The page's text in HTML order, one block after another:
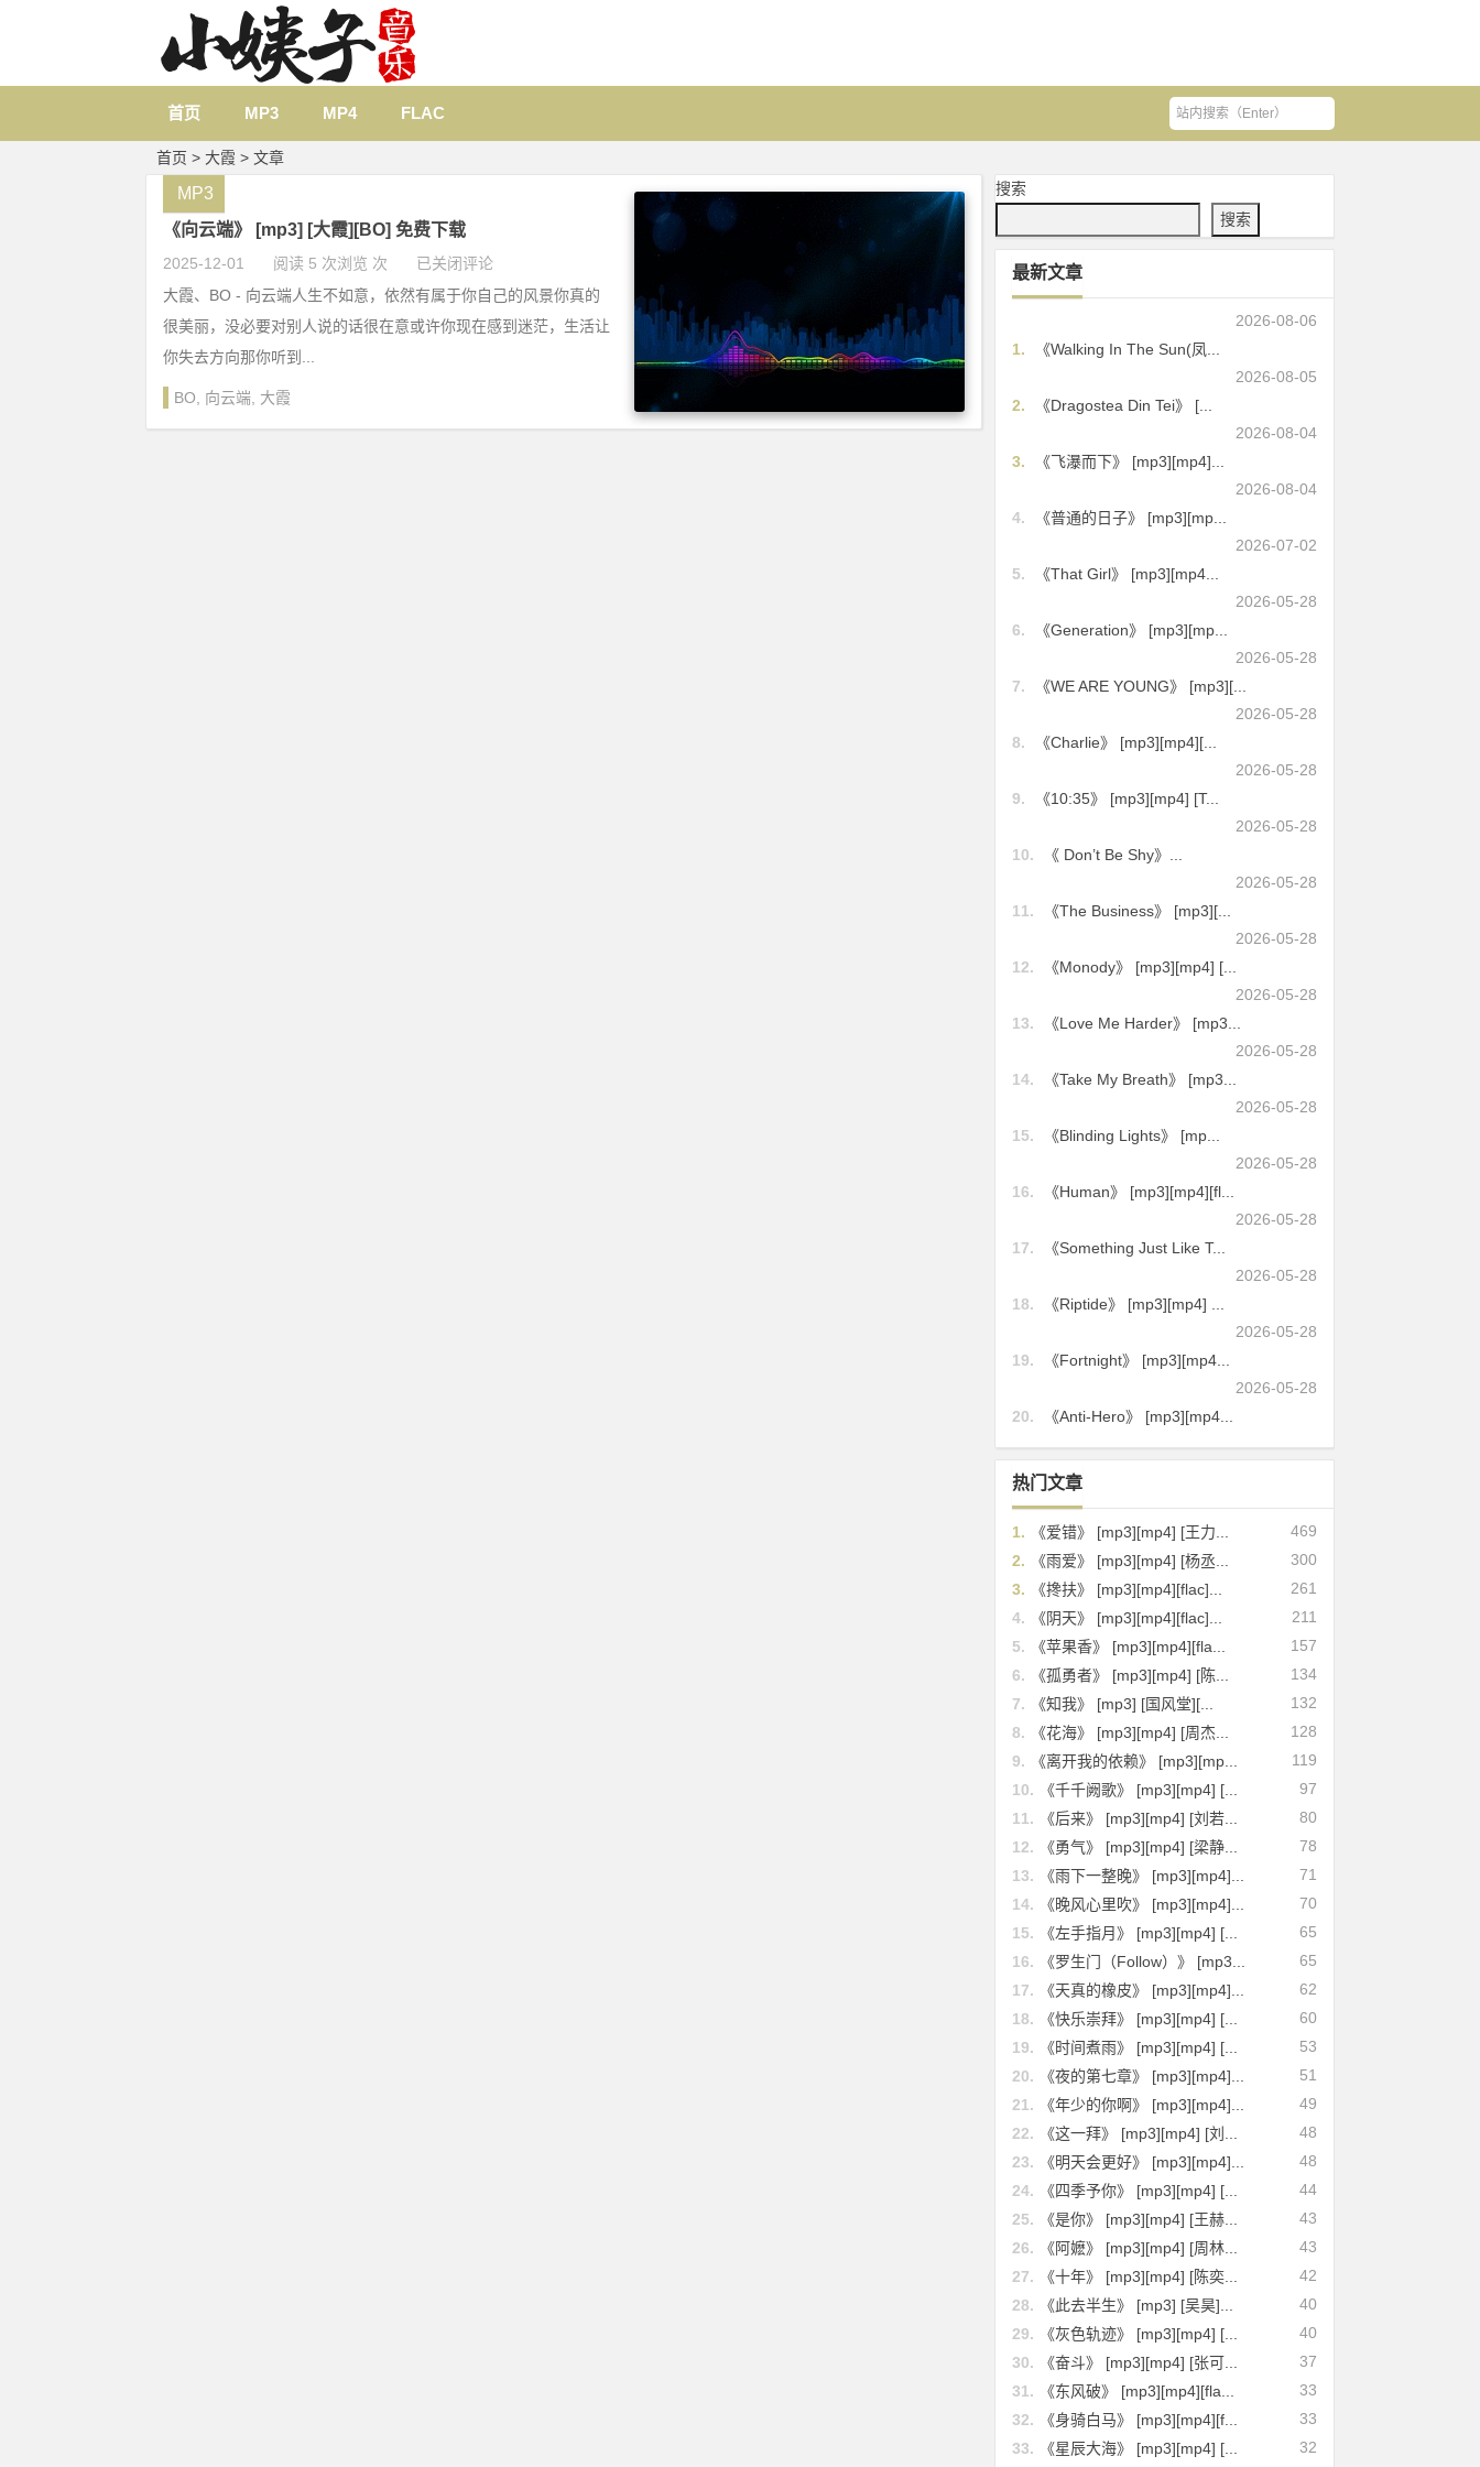
首页 MP3 MP4 FLAC
首页 > 大霞 > 文章
《向云端》 [mp3] [大霞][BO] 免费下载
2025-12-01 阅读 5 次浏览 次 已关闭评论
MP3
大霞、BO - 向云端人生不如意，依然有属于你自己的风景你真的
很美丽，没必要对别人说的话很在意或许你现在感到迷茫，生活让
你失去方向那你听到...
BO 向云端 大霞
搜索
搜索
最新文章
2026-08-06
1.
《Walking In The Sun(凤...
2026-08-05
2.
《Dragostea Din Tei》 [...
2026-08-04
3.
《飞瀑而下》 [mp3][mp4]...
2026-08-04
4.
《普通的日子》 [mp3][mp...
2026-07-02
5.
《That Girl》 [mp3][mp4...
2026-05-28
6.
《Generation》 [mp3][mp...
2026-05-28
7.
《WE ARE YOUNG》 [mp3][...
2026-05-28
8.
《Charlie》 [mp3][mp4][...
2026-05-28
9.
《10:35》 [mp3][mp4] [T...
2026-05-28
10.
《 Don’t Be Shy》...
2026-05-28
11.
《The Business》 [mp3][...
2026-05-28
12.
《Monody》 [mp3][mp4] [...
2026-05-28
13.
《Love Me Harder》 [mp3...
2026-05-28
14.
《Take My Breath》 [mp3...
2026-05-28
15.
《Blinding Lights》 [mp...
2026-05-28
16.
《Human》 [mp3][mp4][fl...
2026-05-28
17.
《Something Just Like T...
2026-05-28
18.
《Riptide》 [mp3][mp4] ...
2026-05-28
19.
《Fortnight》 [mp3][mp4...
2026-05-28
20.
《Anti-Hero》 [mp3][mp4...
热门文章
469
1.
《爱错》 [mp3][mp4] [王力...
300
2.
《雨爱》 [mp3][mp4] [杨丞...
261
3.
《搀扶》 [mp3][mp4][flac]...
211
4.
《阴天》 [mp3][mp4][flac]...
157
5.
《苹果香》 [mp3][mp4][fla...
134
6.
《孤勇者》 [mp3][mp4] [陈...
132
7.
《知我》 [mp3] [国风堂][...
128
8.
《花海》 [mp3][mp4] [周杰...
119
9.
《离开我的依赖》 [mp3][mp...
97
10.
《千千阙歌》 [mp3][mp4] [...
80
11.
《后来》 [mp3][mp4] [刘若...
78
12.
《勇气》 [mp3][mp4] [梁静...
71
13.
《雨下一整晚》 [mp3][mp4]...
70
14.
《晚风心里吹》 [mp3][mp4]...
65
15.
《左手指月》 [mp3][mp4] [...
65
16.
《罗生门（Follow）》 [mp3...
62
17.
《天真的橡皮》 [mp3][mp4]...
60
18.
《快乐崇拜》 [mp3][mp4] [...
53
19.
《时间煮雨》 [mp3][mp4] [...
51
20.
《夜的第七章》 [mp3][mp4]...
49
21.
《年少的你啊》 [mp3][mp4]...
48
22.
《这一拜》 [mp3][mp4] [刘...
48
23.
《明天会更好》 [mp3][mp4]...
44
24.
《四季予你》 [mp3][mp4] [...
43
25.
《是你》 [mp3][mp4] [王赫...
43
26.
《阿嬷》 [mp3][mp4] [周林...
42
27.
《十年》 [mp3][mp4] [陈奕...
40
28.
《此去半生》 [mp3] [吴昊]...
40
29.
《灰色轨迹》 [mp3][mp4] [...
37
30.
《奋斗》 [mp3][mp4] [张可...
33
31.
《东风破》 [mp3][mp4][fla...
33
32.
《身骑白马》 [mp3][mp4][f...
32
33. 《星辰大海》 [mp3][mp4] [...